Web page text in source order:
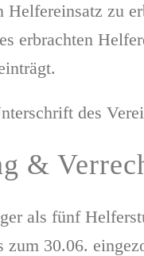
Helfereinsatz zu
erbrachten
des
&
als fünf
30.06.